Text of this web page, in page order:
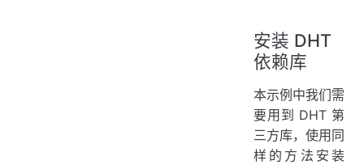
安装 DHT
依赖库
本示例中我们需
要用到 DHT 第
三方库，使用同
样的方法安装